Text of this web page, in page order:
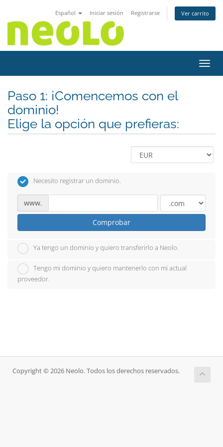
Español Iniciar sesión Registrarse Ver carrito
Paso 1: ¡Comencemos con el
dominio!
Elige la opción que prefieras:
Necesito registrar un dominio.
www.
Comprobar
Ya tengo un dominio y quiero transferirlo a Neolo.
Tengo mi dominio y quiero mantenerlo con mi actual
proveedor.
Copyright © 2026 Neolo. Todos los derechos reservados.